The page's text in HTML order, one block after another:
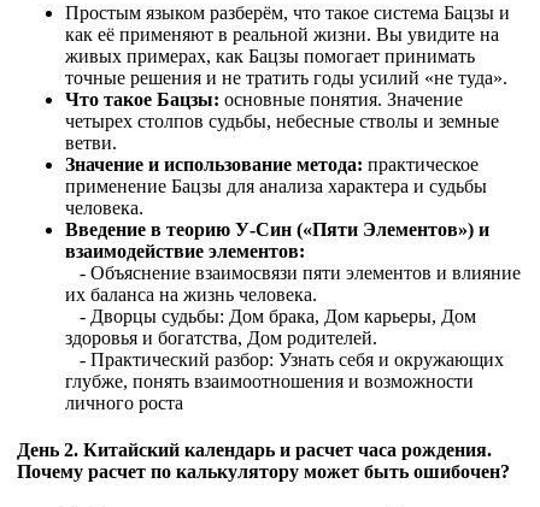
Простым языком разберём, что такое система Бацзы и
как её применяют в реальной жизни. Вы увидите на
живых примерах, как Бацзы помогает принимать
точные решения и не тратить годы усилий «не туда».​
Что такое Бацзы: основные понятия. Значение
четырех столпов судьбы, небесные стволы и земные
ветви.
Значение и использование метода: практическое
применение Бацзы для анализа характера и судьбы
человека.
Введение в теорию У-Син («Пяти Элементов») и
взаимодействие элементов:
- Объяснение взаимосвязи пяти элементов и влияние
их баланса на жизнь человека.
- Дворцы судьбы: Дом брака, Дом карьеры, Дом
здоровья и богатства, Дом родителей.
- Практический разбор: Узнать себя и окружающих
глубже, понять взаимоотношения и возможности
личного роста
День 2. Китайский календарь и расчет часа рождения.
Почему расчет по калькулятору может быть ошибочен?